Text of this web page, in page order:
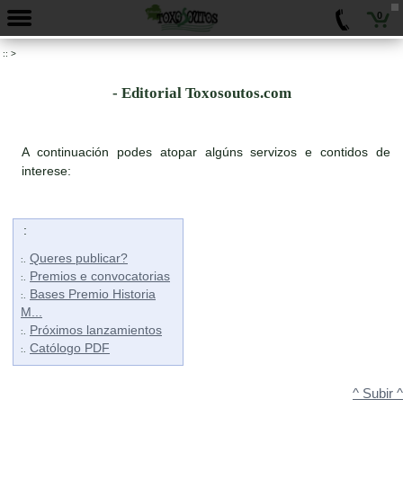
0
:: >
- Editorial Toxosoutos.com
A continuación podes atopar algúns servizos e contidos de
interese:
:
:. Queres publicar?
:. Premios e convocatorias
:.
Bases Premio Historia
M...
:. Próximos lanzamientos
:. Católogo PDF
^ Subir ^